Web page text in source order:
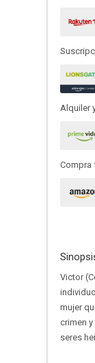
Alquiler
Compra
Victor
mujer
crimen
seres